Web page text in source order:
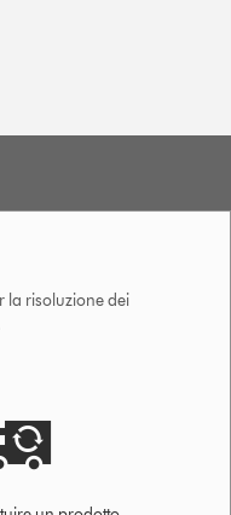
la risoluzione dei